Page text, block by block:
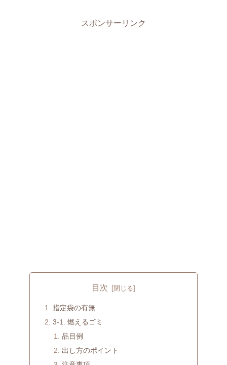
スポンサーリンク
目次
指定袋の有無
3-1. 燃えるゴミ
品目例
出し方のポイント